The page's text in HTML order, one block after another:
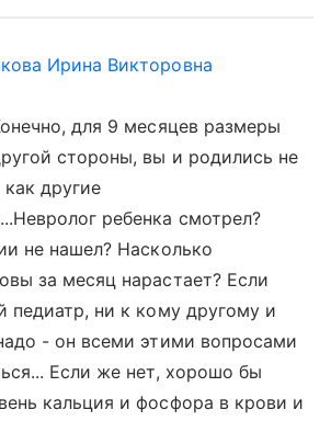
Ирина Викторовна
для 9 месяцев размеры
стороны, вы и родились не
другие
ребенка смотрел?
не нашел? Насколько
за месяц нарастает? Если
педиатр, ни к кому другому и
- он всеми этими вопросами
Если же нет, хорошо бы
кальция и фосфора в крови и